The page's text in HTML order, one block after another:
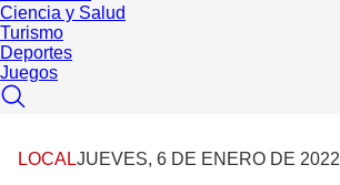
Ciencia y Salud
Turismo
Deportes
Juegos
LOCALJUEVES, 6 DE ENERO DE 2022